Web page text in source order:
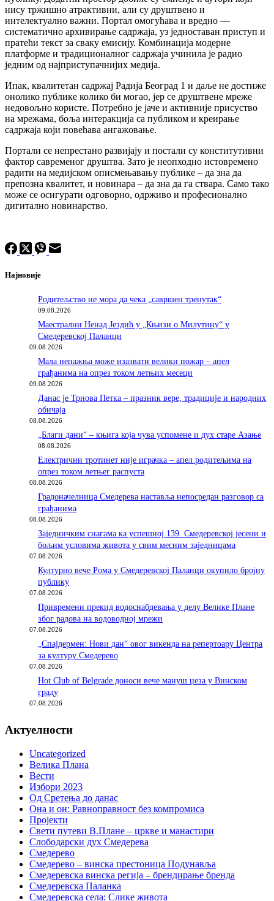
нису тржишно атрактивни, али су друштвено и
интелектуално важни. Портал омогућава и вредно —
систематично архивирање садржаја, уз једноставан приступ и
пратећи текст за сваку емисију. Комбинација модерне
платформе и традиционалног садржаја учинила је радио
једним од најприступачнијих медија.
Ипак, квалитетан садржај Радија Београд 1 и даље не достиже
онолико публике колико би могао, јер се друштвене мреже
недовољно користе. Потребно је јаче и активније присуство
на мрежама, боља интеракција са публиком и креирање
садржаја који повећава ангажовање.
Портали се непрестано развијају и постали су конститутивни
фактор савременог друштва. Зато је неопходно истовремено
радити на медијском описмењавању публике – да зна да
препозна квалитет, и новинара – да зна да га ствара. Само тако
може се осигурати одговорно, одрживо и професионално
дигитално новинарство.
Најновије
Родитељство не мора да чека „савршен тренутак“
09.08.2026
Маестрални Ненад Јездић у „Књизи о Милутину“ у
Смедеревској Паланци
09.08.2026
Мала непажња може изазвати велики пожар – апел
грађанима на опрез током летњих месеци
09.08.2026
Данас је Трнова Петка – празник вере, традиције и народних
обичаја
08.08.2026
„Благи дани“ – књига која чува успомене и дух старе Азање
08.08.2026
Електрични тротинет није играчка – апел родитељима на
опрез током летњег распуста
08.08.2026
Градоначелница Смедерева наставља непосредан разговор са
грађанима
08.08.2026
Заједничким снагама ка успешној 139. Смедеревској јесени и
бољим условима живота у свим месним заједницама
07.08.2026
Културно вече Рома у Смедеревској Паланци окупило бројну
публику
07.08.2026
Привремени прекид водоснабдевања у делу Велике Плане
због радова на водоводној мрежи
07.08.2026
„Спајдермен: Нови дан“ овог викенда на репертоару Центра
за културу Смедерево
07.08.2026
Hot Club of Belgrade доноси вече мануш џеза у Винском
граду
07.08.2026
Актуелности
Uncategorized
Велика Плана
Вести
Избори 2023
Од Сретења до данас
Она и он: Равноправност без компромиса
Пројекти
Свети путеви В.Плане – цркве и манастири
Слободарски дух Смедерева
Смедерево
Смедерево – винска престоница Подунавља
Смедеревска винска регија – брендирање бренда
Смедеревска Паланка
Смедеревска села: Слике живота